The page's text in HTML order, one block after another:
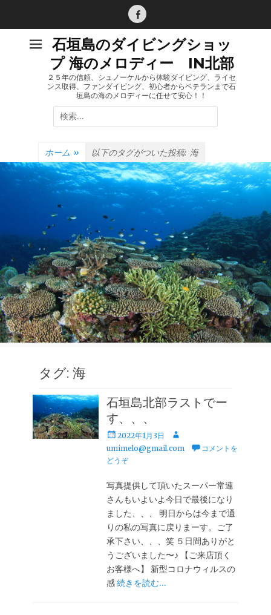
Facebook
石垣島のダイビングショッ
プ 海のメロディー IN北部
２５年の信頼、シュノーケルから体験ダイビング、ライセ
ンス取得、ファンダイビング、初心者からベテランまで石
垣島の海のメロディーに任せて安心！！
検
索:
ホーム » 以下のタグがついた投稿: 海
タグ: 海
石垣島北部ラストでー
す、、、
投
稿
日
2022年1月3日
投
稿
umimelo@gmail.com
コメントを
どうぞ
写真提供して頂いたスーパー常連
さんもいよいよ今日で最後になり
ました、、、 明日からは今まで通
りの私の写真に戻りまーす。ご了
承下さい、、、笑 ５日間ありがと
うございました〜♪ 【ご来店頂く
お客様へ】 新型コロナウィルスの
感続きを読む…